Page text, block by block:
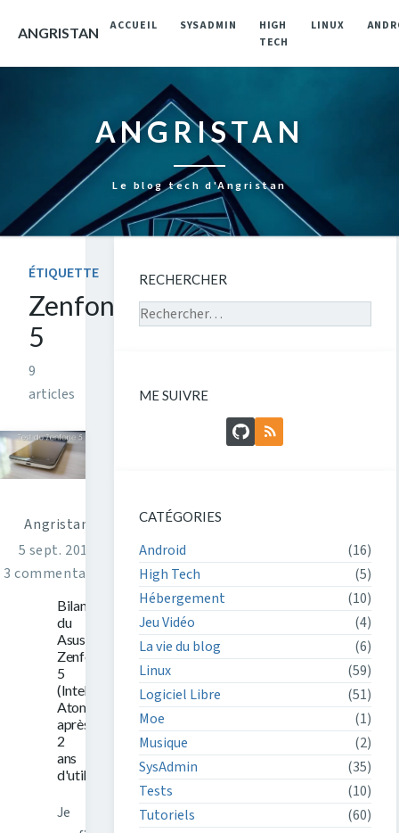
ANGRISTAN ACCUEIL SYSADMIN
HIGH
TECH
LINUX
ANGRISTAN
Le blog tech d'Angristan
ÉTIQUETTE
Zenfone
5
9
articles
Angristan
5 sept. 2016
3 commentaires
Bilan
du
Asus
Zenfone
5
(Intel
Atom)
après
2
ans
d'utilisation
Je
RECHERCHER
Rechercher sur le site
ME SUIVRE
GitHubFlux RSS
CATÉGORIES
Android
(16)
High Tech
(5)
Hébergement
(10)
Jeu Vidéo
(4)
La vie du blog
(6)
Linux
(59)
Logiciel Libre
(51)
Moe
(1)
Musique
(2)
SysAdmin
(35)
Tests
(10)
Tutoriels
(60)